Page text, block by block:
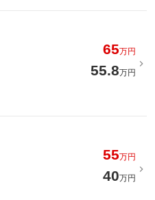
65万円
55.8万円
55万円
40万円